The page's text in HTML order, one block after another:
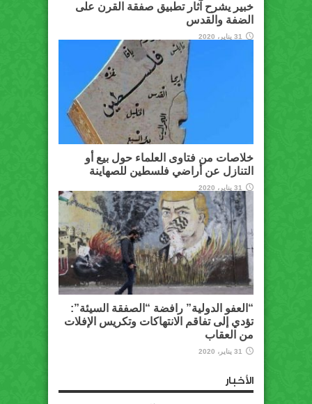
خبير يشرح آثار تطبيق صفقة القرن على
الضفة والقدس
31 يناير، 2020
خلاصات من فتاوى العلماء حول بيع أو
التنازل عن أراضي فلسطين للصهاينة
31 يناير، 2020
“العفو الدولية” رافضة “الصفقة السيئة”:
تؤدي إلى تفاقم الانتهاكات وتكريس الإفلات
من العقاب
31 يناير، 2020
الأخبار